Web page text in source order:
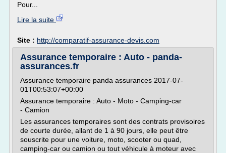
Pour...
Lire la suite
Site : http://comparatif-assurance-devis.com
Assurance temporaire : Auto - panda-
assurances.fr
Assurance temporaire panda assurances 2017-07-
01T00:53:07+00:00
Assurance temporaire : Auto - Moto - Camping-car
- Camion
Les assurances temporaires sont des contrats provisoires
de courte durée, allant de 1 à 90 jours, elle peut être
souscrite pour une voiture, moto, scooter ou quad,
camping-car ou camion ou tout véhicule à moteur avec